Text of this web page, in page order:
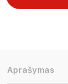
Aprašymas